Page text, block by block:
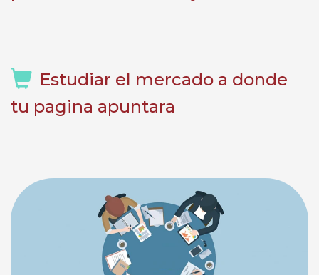
Estudiar el mercado a donde
tu pagina apuntara